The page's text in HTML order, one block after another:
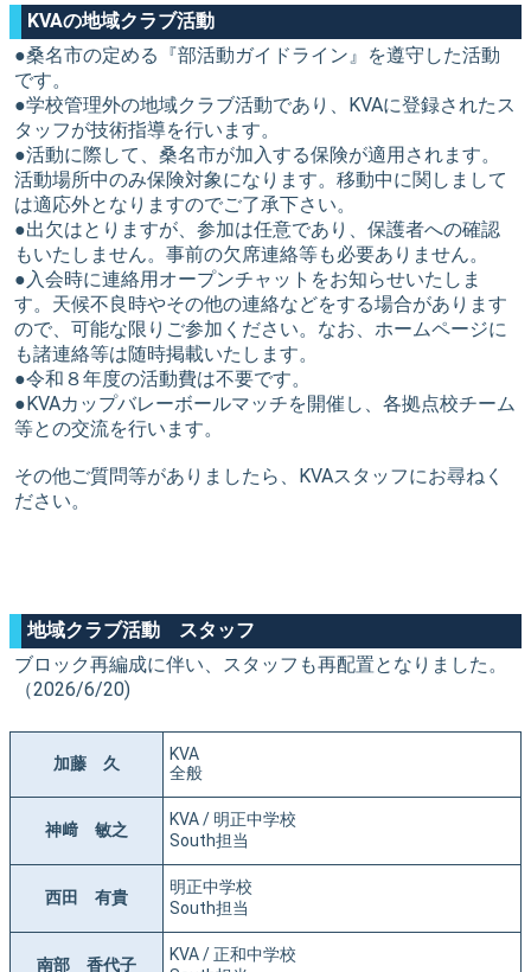
KVAの地域クラブ活動
●桑名市の定める『部活動ガイドライン』を遵守した活動
です。
●学校管理外の地域クラブ活動であり、KVAに登録されたス
タッフが技術指導を行います。
●活動に際して、桑名市が加入する保険が適用されます。
活動場所中のみ保険対象になります。移動中に関しまして
は適応外となりますのでご了承下さい。
●出欠はとりますが、参加は任意であり、保護者への確認
もいたしません。事前の欠席連絡等も必要ありません。
●入会時に連絡用オープンチャットをお知らせいたしま
す。天候不良時やその他の連絡などをする場合があります
ので、可能な限りご参加ください。なお、ホームページに
も諸連絡等は随時掲載いたします。
●令和８年度の活動費は不要です。
●KVAカップバレーボールマッチを開催し、各拠点校チーム
等との交流を行います。
その他ご質問等がありましたら、KVAスタッフにお尋ねく
ださい。
地域クラブ活動 スタッフ
ブロック再編成に伴い、スタッフも再配置となりました。
（2026/6/20)
加藤 久
KVA
全般
神﨑 敏之
KVA / 明正中学校
South担当
西田 有貴
明正中学校
South担当
南部 香代子
KVA / 正和中学校